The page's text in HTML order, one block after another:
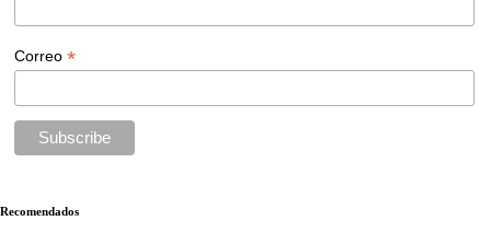
Correo*
Recomendados